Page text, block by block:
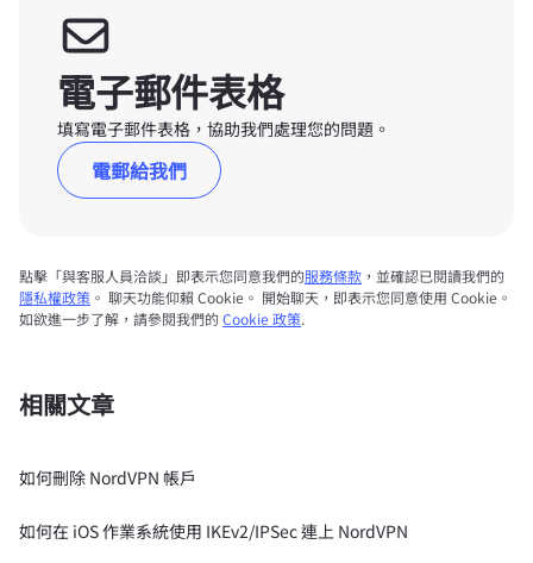
電子郵件表格
填寫電子郵件表格，協助我們處理您的問題。
電郵給我們
點擊「與客服人員洽談」即表示您同意我們的服務條款 ，並確認已閱讀我們的
隱私權政策 。 聊天功能仰賴 Cookie。 開始聊天，即表示您同意使用 Cookie。
如欲進一步了解，請參閱我們的 Cookie 政策.
相關文章
如何刪除 NordVPN 帳戶
如何在 iOS 作業系統使用 IKEv2/IPSec 連上 NordVPN